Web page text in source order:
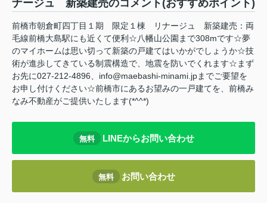
ナージュ 新築建売のコメント(おすすめポイント)
前橋市朝倉町四丁目１期 限定１棟 リナージュ 新築建売：両
毛線前橋大島駅にも近くて便利☆八幡山公園まで308mです☆夢
のマイホームは思い切って新築の戸建てはいかがでしょうか☆技
術が進歩してきている制震構造で、地震を防いでくれます☆まず
お先に027-212-4896、info@maebashi-minami.jpまでご要望を
お申し付けください☆前橋市にあるお望みの一戸建てを、前橋み
なみ不動産がご提供いたします(*^^*)
無料 LINEからお問い合わせ
無料 お問い合わせ